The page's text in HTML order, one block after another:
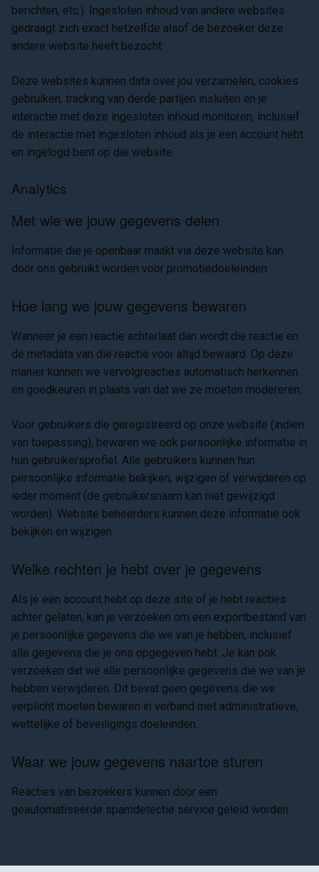
berichten, etc.). Ingesloten inhoud van andere websites
gedraagt zich exact hetzelfde alsof de bezoeker deze
andere website heeft bezocht.
Deze websites kunnen data over jou verzamelen, cookies
gebruiken, tracking van derde partijen insluiten en je
interactie met deze ingesloten inhoud monitoren, inclusief
de interactie met ingesloten inhoud als je een account hebt
en ingelogd bent op die website.
Analytics
Met wie we jouw gegevens delen
Informatie die je openbaar maakt via deze website kan
door ons gebruikt worden voor promotiedoeleinden.
Hoe lang we jouw gegevens bewaren
Wanneer je een reactie achterlaat dan wordt die reactie en
de metadata van die reactie voor altijd bewaard. Op deze
manier kunnen we vervolgreacties automatisch herkennen
en goedkeuren in plaats van dat we ze moeten modereren.
Voor gebruikers die geregistreerd op onze website (indien
van toepassing), bewaren we ook persoonlijke informatie in
hun gebruikersprofiel. Alle gebruikers kunnen hun
persoonlijke informatie bekijken, wijzigen of verwijderen op
ieder moment (de gebruikersnaam kan niet gewijzigd
worden). Website beheerders kunnen deze informatie ook
bekijken en wijzigen.
Welke rechten je hebt over je gegevens
Als je een account hebt op deze site of je hebt reacties
achter gelaten, kan je verzoeken om een exportbestand van
je persoonlijke gegevens die we van je hebben, inclusief
alle gegevens die je ons opgegeven hebt. Je kan ook
verzoeken dat we alle persoonlijke gegevens die we van je
hebben verwijderen. Dit bevat geen gegevens die we
verplicht moeten bewaren in verband met administratieve,
wettelijke of beveiligings doeleinden.
Waar we jouw gegevens naartoe sturen
Reacties van bezoekers kunnen door een
geautomatiseerde spamdetectie service geleid worden.